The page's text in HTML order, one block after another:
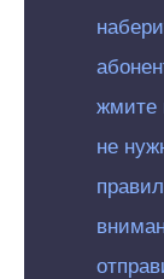
жмите
не